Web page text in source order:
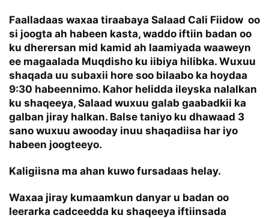
Faalladaas waxaa tiraabaya Salaad Cali Fiidow oo
si joogta ah habeen kasta, waddo iftiin badan oo
ku dherersan mid kamid ah laamiyada waaweyn
ee magaalada Muqdisho ku iibiya hilibka. Wuxuu
shaqada uu subaxii hore soo bilaabo ka hoydaa
9:30 habeennimo. Kahor helidda ileyska nalalkan
ku shaqeeya, Salaad wuxuu galab gaabadkii ka
galban jiray halkan. Balse taniyo ku dhawaad 3
sano wuxuu awooday inuu shaqadiisa har iyo
habeen joogteeyo.
Kaligiisna ma ahan kuwo fursadaas helay.
Waxaa jiray kumaamkun danyar u badan oo
leerarka cadceedda ku shaqeeya iftiinsada